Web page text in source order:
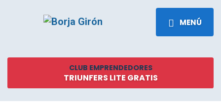
MENÚ
CLUB EMPRENDEDORES
TRIUNFERS LITE GRATIS